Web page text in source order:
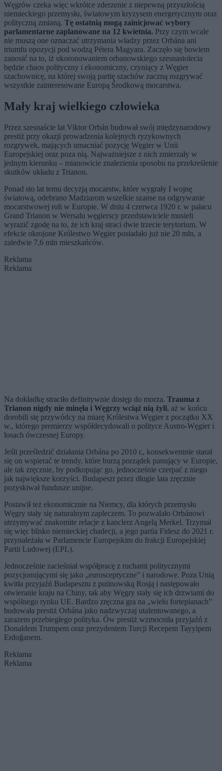
Węgrów czeka więc wkrótce zderzenie z niepewną przyszłością
niemieckiego przemysłu, światowym kryzysem energetycznym oraz
polityczną zmianą. Tę ostatnią mogą zainicjować wybory
parlamentarne zaplanowane na 12 kwietnia. Przy czym wcale
nie muszą one oznaczać utrzymania władzy przez Orbána ani
triumfu opozycji pod wodzą Pétera Magyara. Zaczęło się bowiem
zanosić na to, iż ukoronowaniem orbanowskiego szesnastolecia
będzie chaos polityczny i ekonomiczny, czyniący z Węgier
szachownicę, na której swoją partię szachów zaczną rozgrywać
wszystkie zainteresowane Europą Środkową mocarstwa.
Mały kraj wielkiego człowieka
Przez szesnaście lat Viktor Orbán budował swój międzynarodowy
prestiż przy okazji prowadzenia kolejnych ryzykownych
rozgrywek, mających umacniać pozycję Węgier w Unii
Europejskiej oraz poza nią. Najważniejsze z nich zmierzały w
jednym kierunku – mianowicie znalezienia sposobu na przekreślenie
skutków układu z Trianon.
Ponad sto lat temu decyzją mocarstw, które wygrały I wojnę
światową, odebrano Madziarom wszelkie szanse na odgrywanie
mocarstwowej roli w Europie. W dniu 4 czerwca 1920 r. w pałacu
Grand Trianon w Wersalu węgierscy przedstawiciele musieli
wyrazić zgodę na to, że ich kraj straci dwie trzecie terytorium. W
efekcie okrojone Królestwo Węgier posiadało już nie 20 mln, a
zaledwie 7,6 mln mieszkańców.
Reklama
Reklama
Na dokładkę straciło definitywnie dostęp do morza. Trauma z
Trianon nigdy nie minęła i Węgrzy wciąż nią żyli, aż w końcu
dorobili się przywódcy na miarę Królestwa Węgier z początku XX
w., którego premierzy współdecydowali o polityce Austro‑Węgier i
losach ówczesnej Europy.
Jeśli prześledzić działania Orbána po 2010 r., konsekwentnie starał
się on wspierać te trendy, które burzą porządek panujący w Europie,
ale tak zręcznie, by podkopując go, jednocześnie czerpać z niego
jak największe korzyści. Budapeszt przez długie lata zręcznie
pozyskiwał fundusze unijne.
Postawił też ekonomicznie na Niemcy, dla których przemysłu
Węgry stały się naturalnym zapleczem. To pozwalało Orbánowi
utrzymywać znakomite relacje z kanclerz Angelą Merkel. Trzymał
się więc blisko niemieckiej chadecji, a jego partia Fidesz do 2021 r.
przynależała w Parlamencie Europejskim do frakcji Europejskiej
Partii Ludowej (EPL).
Jednocześnie zacieśniał współpracę z ruchami politycznymi
pozycjonującymi się jako „eurosceptyczne” i narodowe. Poza Unią
kwitła przyjaźń Budapesztu z putinowską Rosją i następowało
otwieranie kraju na Chiny, tak aby Węgry stały się ich drzwiami do
wspólnego rynku UE. Bardzo zręczna gra na „wielu fortepianach”
budowała prestiż Orbána jako nadzwyczaj utalentowanego, a
zarazem przebiegłego polityka. Ów prestiż wzmocniła przyjaźń z
Donaldem Trumpem oraz prezydentem Turcji Recepem Tayyipem
Erdoğanem.
Reklama
Reklama